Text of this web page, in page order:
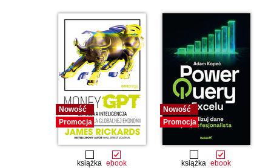
Nowość
Promocja
książka ebook
Nowość
Promocja
książka ebook